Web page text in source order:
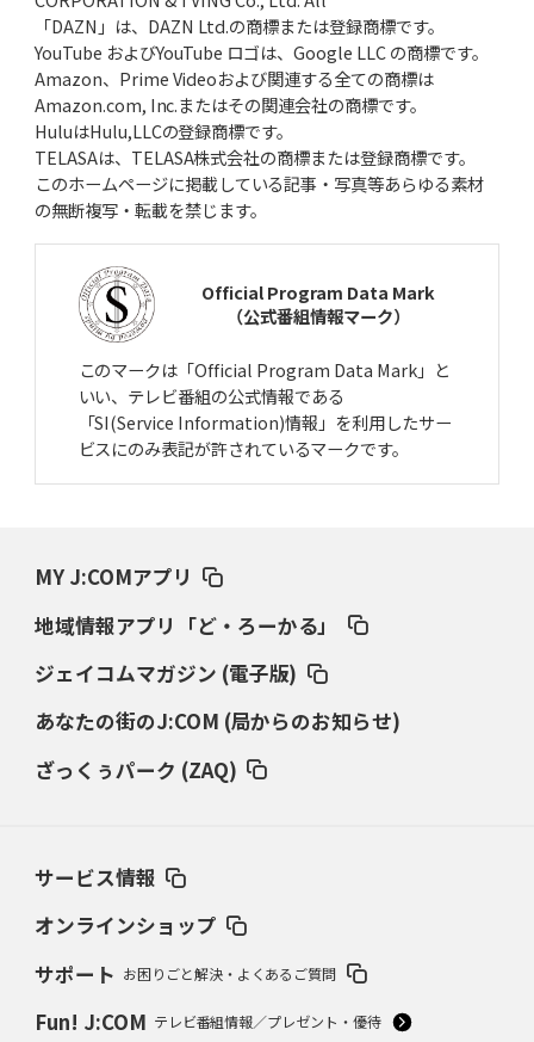
「DAZN」は、DAZN Ltd.の商標または登録商標です。
YouTube およびYouTube ロゴは、Google LLC の商標です。
Amazon、Prime Videoおよび関連する全ての商標は
Amazon.com, Inc.またはその関連会社の商標です。
HuluはHulu,LLCの登録商標です。
TELASAは、TELASA株式会社の商標または登録商標です。
このホームページに掲載している記事・写真等あらゆる素材
の無断複写・転載を禁じます。
Official Program Data Mark
（公式番組情報マーク）
このマークは「Official Program Data Mark」と
いい、テレビ番組の公式情報である
「SI(Service Information)情報」を利用したサー
ビスにのみ表記が許されているマークです。
MY J:COMアプリ
地域情報アプリ「ど・ろーかる」
ジェイコムマガジン (電子版)
あなたの街のJ:COM (局からのお知らせ)
ざっくぅパーク (ZAQ)
サービス情報
オンラインショップ
サポート お困りごと解決・よくあるご質問
Fun! J:COM テレビ番組情報／プレゼント・優待